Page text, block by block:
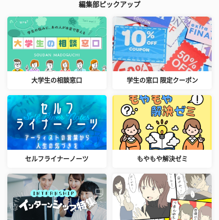
編集部ピックアップ
大学生の相談窓口 学生の窓口 限定クーポン
セルフライナーノーツ もやもや解決ゼミ